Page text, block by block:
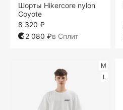
Шорты Hikercore nylon
Coyote
8 320 ₽
2 080 ₽в Сплит
M
L